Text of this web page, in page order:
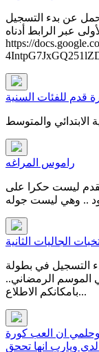
عن بدء التسجيل
عبر الرابط أدناه​
https://
قدم للفئات السنية
راموس المراغه
ليست حكرا على
الجاليات الثانية
التسجيل في بطولة
الموسم الرمضاني..
بامكانكم الاطلاع...
وحلمي ان العب كورة
ويارب انها تححق